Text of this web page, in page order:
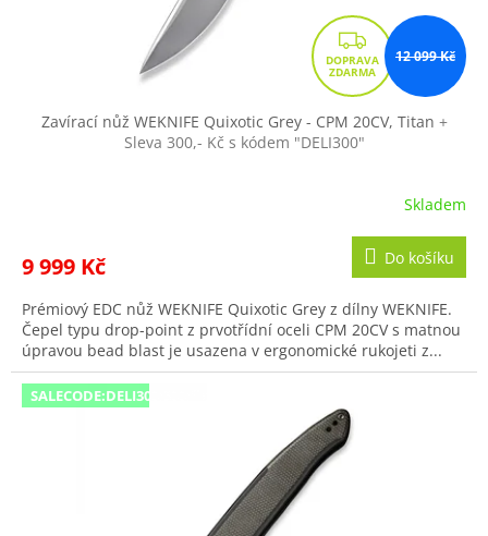
Z
D
A
R
12 099 Kč
Zavírací nůž WEKNIFE Quixotic Grey - CPM 20CV, Titan +
Sleva 300,- Kč s kódem "DELI300"
Skladem
9 999 Kč Do košíku
Prémiový EDC nůž WEKNIFE Quixotic Grey z dílny WEKNIFE.
Čepel typu drop-point z prvotřídní oceli CPM 20CV s matnou
úpravou bead blast je usazena v ergonomické rukojeti z...
SALECODE:DELI300:300:fix:CZK